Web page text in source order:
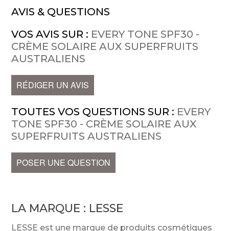
AVIS & QUESTIONS
VOS AVIS SUR : EVERY TONE SPF30 -
CRÈME SOLAIRE AUX SUPERFRUITS
AUSTRALIENS
RÉDIGER UN AVIS
TOUTES VOS QUESTIONS SUR : EVERY
TONE SPF30 - CRÈME SOLAIRE AUX
SUPERFRUITS AUSTRALIENS
POSER UNE QUESTION
LA MARQUE : LESSE
LESSE est une marque de produits cosmétiques